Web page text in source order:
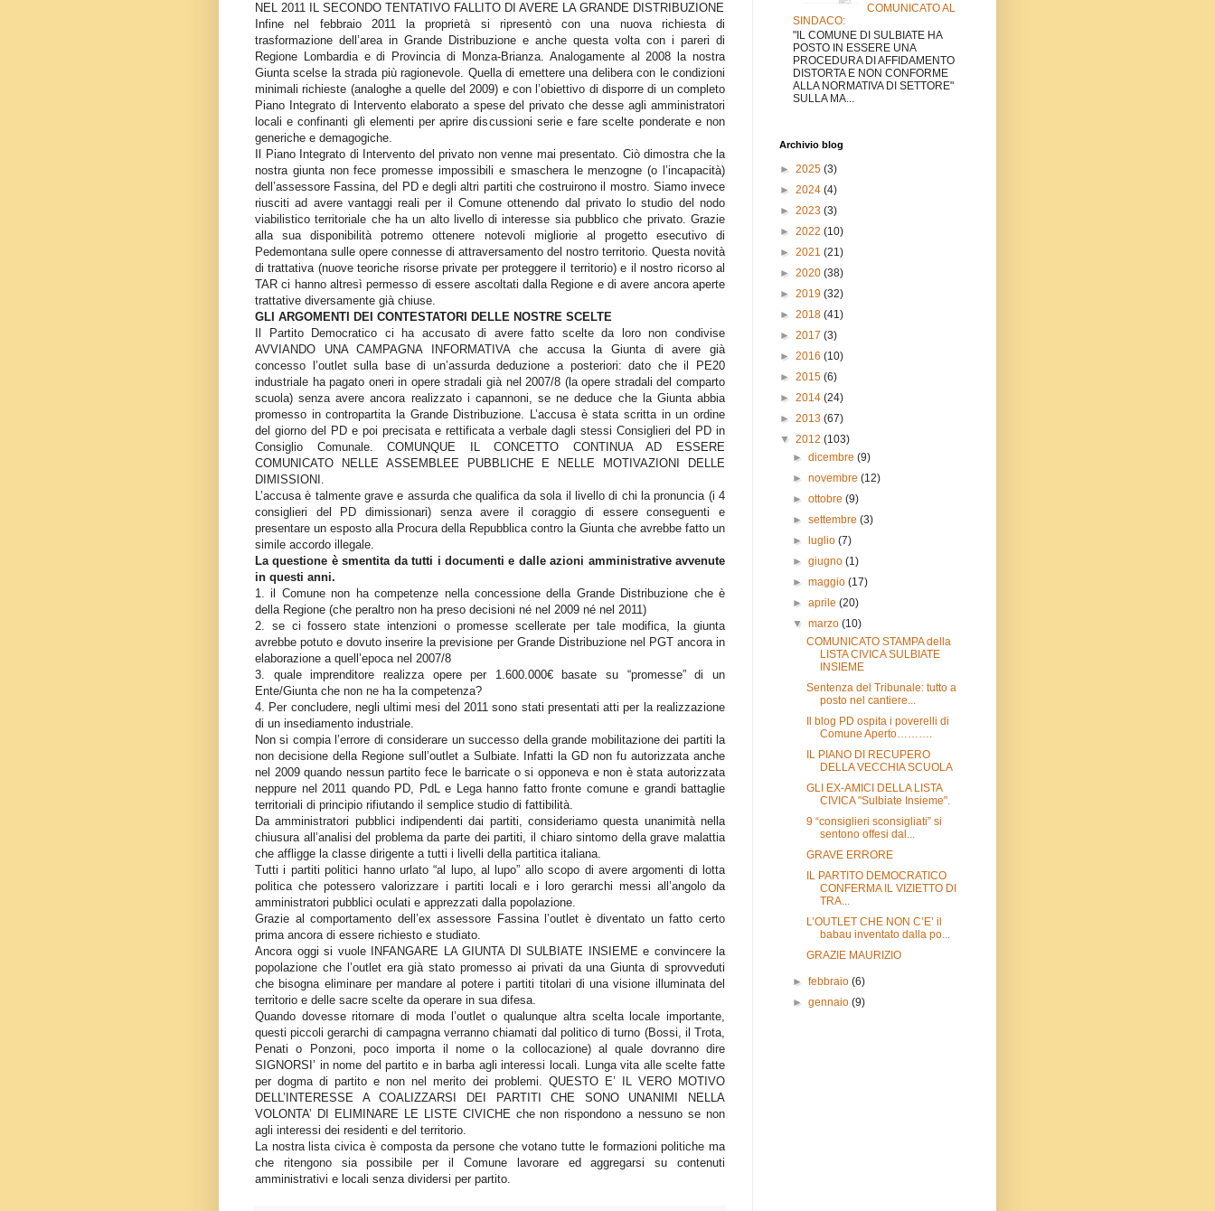
NEL 2011 IL SECONDO TENTATIVO FALLITO DI AVERE LA GRANDE DISTRIBUZIONE
Infine nel febbraio 2011 la proprietà si ripresentò con una nuova richiesta di
trasformazione dell’area in Grande Distribuzione e anche questa volta con i pareri di
Regione Lombardia e di Provincia di Monza-Brianza. Analogamente al 2008 la nostra
Giunta scelse la strada più ragionevole. Quella di emettere una delibera con le condizioni
minimali richieste (analoghe a quelle del 2009) e con l’obiettivo di disporre di un completo
Piano Integrato di Intervento elaborato a spese del privato che desse agli amministratori
locali e confinanti gli elementi per aprire discussioni serie e fare scelte ponderate e non
generiche e demagogiche.
Il Piano Integrato di Intervento del privato non venne mai presentato. Ciò dimostra che la
nostra giunta non fece promesse impossibili e smaschera le menzogne (o l’incapacità)
dell’assessore Fassina, del PD e degli altri partiti che costruirono il mostro. Siamo invece
riusciti ad avere vantaggi reali per il Comune ottenendo dal privato lo studio del nodo
viabilistico territoriale che ha un alto livello di interesse sia pubblico che privato. Grazie
alla sua disponibilità potremo ottenere notevoli migliorie al progetto esecutivo di
Pedemontana sulle opere connesse di attraversamento del nostro territorio. Questa novità
di trattativa (nuove teoriche risorse private per proteggere il territorio) e il nostro ricorso al
TAR ci hanno altresì permesso di essere ascoltati dalla Regione e di avere ancora aperte
trattative diversamente già chiuse.
GLI ARGOMENTI DEI CONTESTATORI DELLE NOSTRE SCELTE
Il Partito Democratico ci ha accusato di avere fatto scelte da loro non condivise
AVVIANDO UNA CAMPAGNA INFORMATIVA che accusa la Giunta di avere già
concesso l’outlet sulla base di un’assurda deduzione a posteriori: dato che il PE20
industriale ha pagato oneri in opere stradali già nel 2007/8 (la opere stradali del comparto
scuola) senza avere ancora realizzato i capannoni, se ne deduce che la Giunta abbia
promesso in contropartita la Grande Distribuzione. L’accusa è stata scritta in un ordine
del giorno del PD e poi precisata e rettificata a verbale dagli stessi Consiglieri del PD in
Consiglio Comunale. COMUNQUE IL CONCETTO CONTINUA AD ESSERE
COMUNICATO NELLE ASSEMBLEE PUBBLICHE E NELLE MOTIVAZIONI DELLE
DIMISSIONI.
L’accusa è talmente grave e assurda che qualifica da sola il livello di chi la pronuncia (i 4
consiglieri del PD dimissionari) senza avere il coraggio di essere conseguenti e
presentare un esposto alla Procura della Repubblica contro la Giunta che avrebbe fatto un
simile accordo illegale.
La questione è smentita da tutti i documenti e dalle azioni amministrative avvenute
in questi anni.
1. il Comune non ha competenze nella concessione della Grande Distribuzione che è
della Regione (che peraltro non ha preso decisioni né nel 2009 né nel 2011)
2. se ci fossero state intenzioni o promesse scellerate per tale modifica, la giunta
avrebbe potuto e dovuto inserire la previsione per Grande Distribuzione nel PGT ancora in
elaborazione a quell’epoca nel 2007/8
3. quale imprenditore realizza opere per 1.600.000€ basate su “promesse” di un
Ente/Giunta che non ne ha la competenza?
4. Per concludere, negli ultimi mesi del 2011 sono stati presentati atti per la realizzazione
di un insediamento industriale.
Non si compia l’errore di considerare un successo della grande mobilitazione dei partiti la
non decisione della Regione sull’outlet a Sulbiate. Infatti la GD non fu autorizzata anche
nel 2009 quando nessun partito fece le barricate o si opponeva e non è stata autorizzata
neppure nel 2011 quando PD, PdL e Lega hanno fatto fronte comune e grandi battaglie
territoriali di principio rifiutando il semplice studio di fattibilità.
Da amministratori pubblici indipendenti dai partiti, consideriamo questa unanimità nella
chiusura all’analisi del problema da parte dei partiti, il chiaro sintomo della grave malattia
che affligge la classe dirigente a tutti i livelli della partitica italiana.
Tutti i partiti politici hanno urlato “al lupo, al lupo” allo scopo di avere argomenti di lotta
politica che potessero valorizzare i partiti locali e i loro gerarchi messi all’angolo da
amministratori pubblici oculati e apprezzati dalla popolazione.
Grazie al comportamento dell’ex assessore Fassina l’outlet è diventato un fatto certo
prima ancora di essere richiesto e studiato.
Ancora oggi si vuole INFANGARE LA GIUNTA DI SULBIATE INSIEME e convincere la
popolazione che l’outlet era già stato promesso ai privati da una Giunta di sprovveduti
che bisogna eliminare per mandare al potere i partiti titolari di una visione illuminata del
territorio e delle sacre scelte da operare in sua difesa.
Quando dovesse ritornare di moda l’outlet o qualunque altra scelta locale importante,
questi piccoli gerarchi di campagna verranno chiamati dal politico di turno (Bossi, il Trota,
Penati o Ponzoni, poco importa il nome o la collocazione) al quale dovranno dire
SIGNORSI’ in nome del partito e in barba agli interessi locali. Lunga vita alle scelte fatte
per dogma di partito e non nel merito dei problemi. QUESTO E’ IL VERO MOTIVO
DELL’INTERESSE A COALIZZARSI DEI PARTITI CHE SONO UNANIMI NELLA
VOLONTA’ DI ELIMINARE LE LISTE CIVICHE che non rispondono a nessuno se non
agli interessi dei residenti e del territorio.
La nostra lista civica è composta da persone che votano tutte le formazioni politiche ma
che ritengono sia possibile per il Comune lavorare ed aggregarsi su contenuti
amministrativi e locali senza dividersi per partito.
COMUNICATO AL
SINDACO:
"IL COMUNE DI SULBIATE HA
POSTO IN ESSERE UNA
PROCEDURA DI AFFIDAMENTO
DISTORTA E NON CONFORME
ALLA NORMATIVA DI SETTORE"
SULLA MA...
Archivio blog
► 2025 (3)
► 2024 (4)
► 2023 (3)
► 2022 (10)
► 2021 (21)
► 2020 (38)
► 2019 (32)
► 2018 (41)
► 2017 (3)
► 2016 (10)
► 2015 (6)
► 2014 (24)
► 2013 (67)
▼ 2012 (103)
►dicembre(9)
►novembre(12)
►ottobre(9)
►settembre(3)
►
luglio(7)
►giugno(1)
►maggio(17)
►aprile(20)
▼marzo(10)
COMUNICATO STAMPA della
LISTA CIVICA SULBIATE
INSIEME
Sentenza del Tribunale: tutto a
posto nel cantiere...
Il blog PD ospita i poverelli di
Comune Aperto……….
IL PIANO DI RECUPERO
DELLA VECCHIA SCUOLA
GLI EX-AMICI DELLA LISTA
CIVICA "Sulbiate Insieme".
9 “consiglieri sconsigliati” si
sentono offesi dal...
GRAVE ERRORE
IL PARTITO DEMOCRATICO
CONFERMA IL VIZIETTO DI
TRA...
L’OUTLET CHE NON C’E’ il
babau inventato dalla po...
GRAZIE MAURIZIO
►febbraio(6)
►gennaio(9)